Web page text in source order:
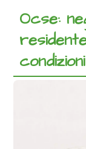
Ocse: